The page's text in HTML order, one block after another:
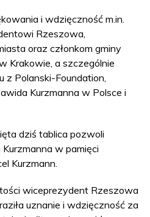
i wdzięczność m.in.
Rzeszowa,
oraz członkom gminy
Krakowie, a szczególnie
z Polanski-Foundation,
Kurzmanna w Polsce i
dziś tablica pozwoli
w pamięci
Kurzmann.
wiceprezydent Rzeszowa
uznanie i wdzięczność za